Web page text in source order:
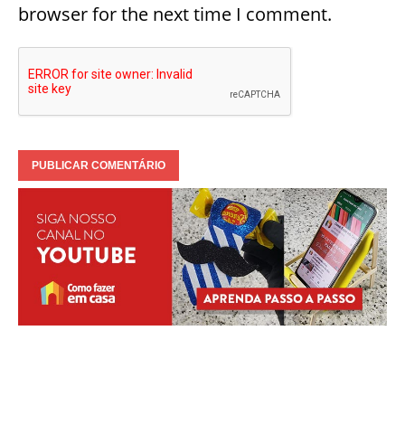
browser for the next time I comment.